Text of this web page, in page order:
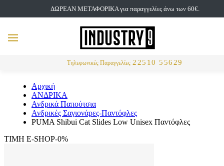
ΔΩΡΕΑΝ ΜΕΤΑΦΟΡΙΚΑ για παραγγελίες άνω των 60€.
Τηλεφωνικές Παραγγελίες 22510 55629
MENU
Αρχική
ΑΝΔΡΙΚΑ
Ανδρικά Παπούτσια
Ανδρικές Σαγιονάρες-Παντόφλες
PUMA Shibui Cat Slides Low Unisex Παντόφλες
ΤΙΜΗ E-SHOP-0%